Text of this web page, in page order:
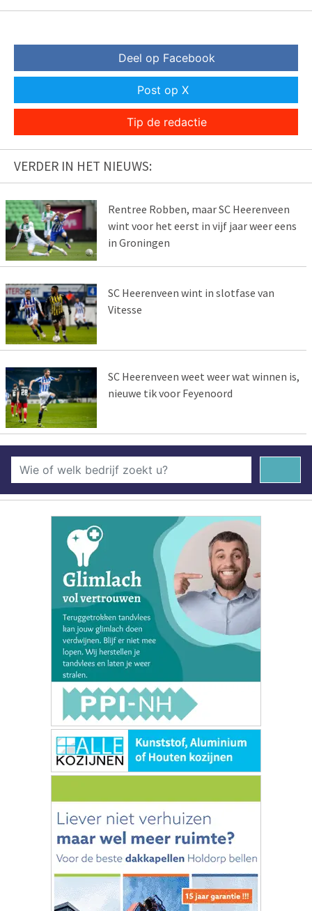
Deel op Facebook
Post op X
Tip de redactie
VERDER IN HET NIEUWS:
Rentree Robben, maar SC Heerenveen
wint voor het eerst in vijf jaar weer eens
in Groningen
SC Heerenveen wint in slotfase van
Vitesse
SC Heerenveen weet weer wat winnen is,
nieuwe tik voor Feyenoord